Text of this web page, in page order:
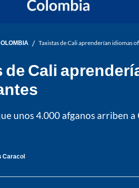
/ Taxistas de Cali aprenderían idiomas
de Cali
unos 4.000 afganos arriben
Caracol